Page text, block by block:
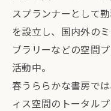
スプランナーとして
を設立し、国内外の
ブラリーなどの空間
活動中。
春うららかな書房で
ィス空間のトータル